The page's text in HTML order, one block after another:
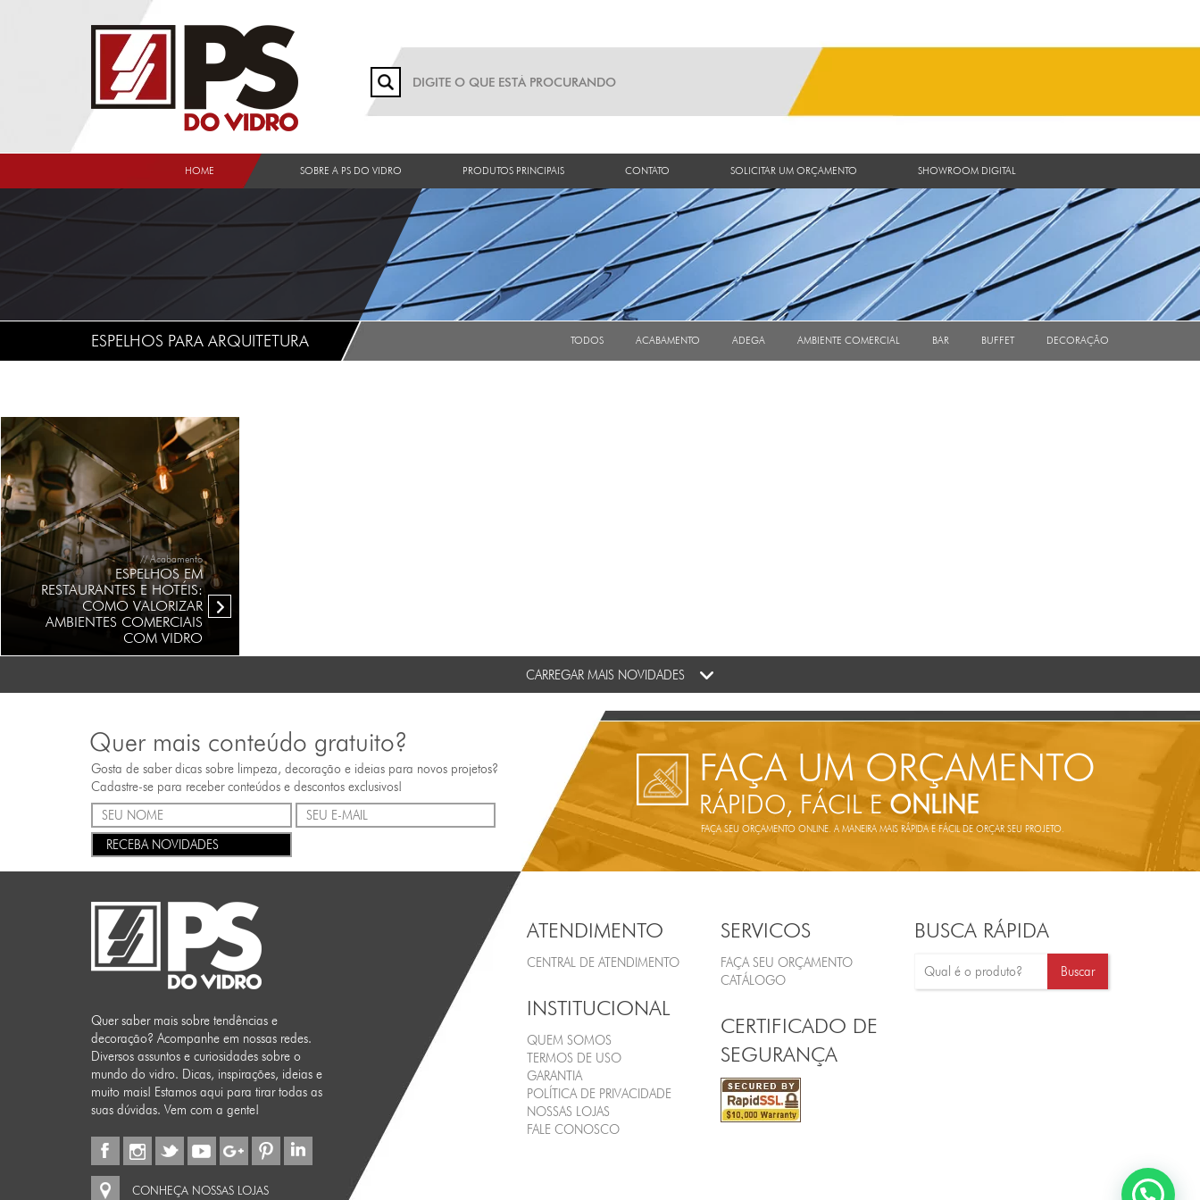
HOME SOBRE A PS DO VIDRO PRODUTOS PRINCIPAIS CONTATO SOLICITAR UM ORÇAMENTO SHOWROOM DIGITAL
ESPELHOS PARA ARQUITETURA TODOS ACABAMENTO ADEGA AMBIENTE COMERCIAL BAR BUFFET DECORAÇÃO
// Acabamento
ESPELHOS EM
RESTAURANTES E HOTÉIS:
COMO VALORIZAR
AMBIENTES COMERCIAIS
COM VIDRO
CARREGAR MAIS NOVIDADES
Quer mais conteúdo gratuito?
Gosta de saber dicas sobre limpeza, decoração e ideias para novos projetos?
Cadastre-se para receber conteúdos e descontos exclusivos!
RECEBA NOVIDADES
FAÇA UM ORÇAMENTO
RÁPIDO, FÁCIL EONLINE
FAÇA SEU ORÇAMENTO ONLINE. A MANEIRA MAIS RÁPIDA E FÁCIL DE ORÇAR SEU PROJETO.
Quer saber mais sobre tendências e
decoração? Acompanhe em nossas redes.
Diversos assuntos e curiosidades sobre o
mundo do vidro. Dicas, inspirações, ideias e
muito mais! Estamos aqui para tirar todas as
suas dúvidas. Vem com a gente!
CONHEÇA NOSSAS LOJAS
ATENDIMENTO
CENTRAL DE ATENDIMENTO
INSTITUCIONAL
QUEM SOMOS
TERMOS DE USO
GARANTIA
POLÍTICA DE PRIVACIDADE
NOSSAS LOJAS
FALE CONOSCO
SERVICOS
FAÇA SEU ORÇAMENTO
CATÁLOGO
CERTIFICADO DE
SEGURANÇA
BUSCA RÁPIDA